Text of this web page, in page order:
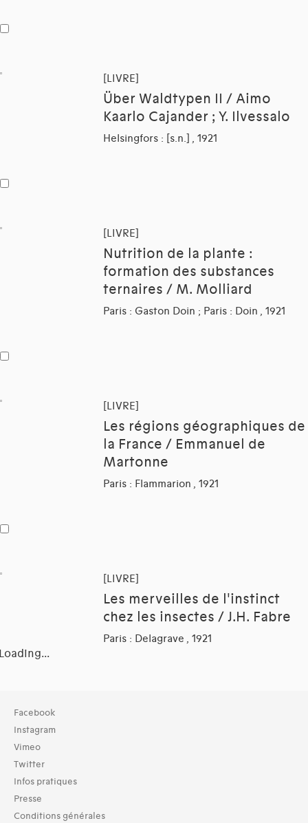
[LIVRE]
Über Waldtypen II / Aimo
Kaarlo Cajander ; Y. Ilvessalo
Helsingfors : [s.n.] , 1921
[LIVRE]
Nutrition de la plante :
formation des substances
ternaires / M. Molliard
Paris : Gaston Doin ; Paris : Doin , 1921
[LIVRE]
Les régions géographiques de
la France / Emmanuel de
Martonne
Paris : Flammarion , 1921
[LIVRE]
Les merveilles de l'instinct
chez les insectes / J.H. Fabre
Paris : Delagrave , 1921
Collection
TOUT (36)
Bibliothèque (36)
Typologies documents
Livres (71)
Facebook
Instagram
Vimeo
Twitter
Infos pratiques
Presse
Conditions générales